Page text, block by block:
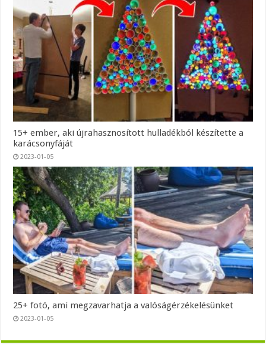
15+ ember, aki újrahasznosított hulladékból készítette a
karácsonyfáját
2023-01-05
25+ fotó, ami megzavarhatja a valóságérzékelésünket
2023-01-05